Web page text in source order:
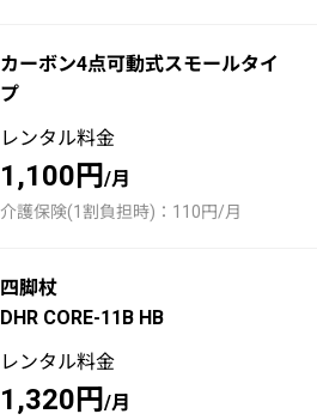
カーボン4点可動式スモールタイ
プ
レンタル料金
1,100円/月
介護保険(1割負担時)：110円/月
四脚杖
DHR CORE-11B HB
レンタル料金
1,320円/月